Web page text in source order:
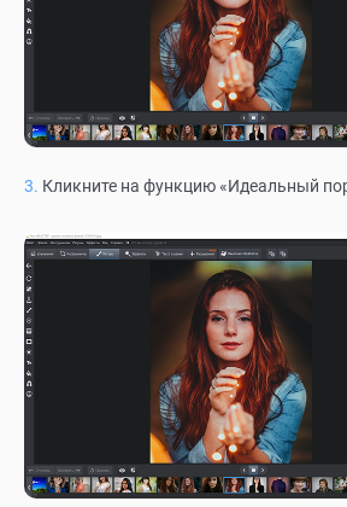
Кликните на функцию «Идеальный